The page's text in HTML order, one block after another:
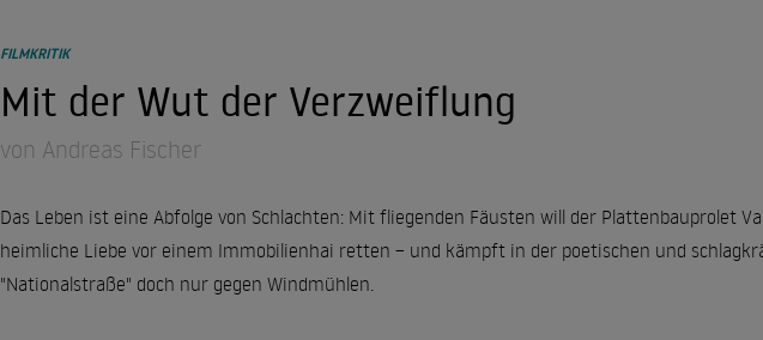
FILMKRITIK
Mit der Wut der Verzweiflung
von Andreas Fischer
Das Leben ist eine Abfolge von Schlachten: Mit fliegenden Fäusten will der Plattenbauprolet
heimliche Liebe vor einem Immobilienhai retten – und kämpft in der poetischen und
"Nationalstraße" doch nur gegen Windmühlen.